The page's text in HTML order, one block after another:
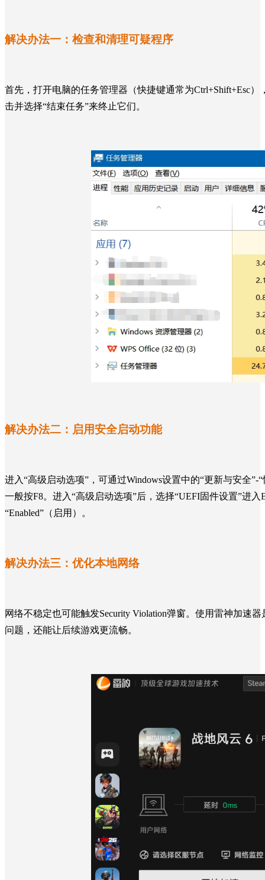
解决办法一： 检查和清理可疑程序
首先，打开电脑的任务管理器（快捷键通常为Ctrl+Shift+Esc
击并选择“结束任务”来终止它们。
解决办法二： 启用安全启动功能
进入“高级启动选项”，可通过Windows设置中的“更新与安全
一般按F8。进入“高级启动选项”后，选择“UEFI固件设置”进入
“Enabled”（启用）
。
解决办法三： 优化本地网络
网络不稳定也可能触发Security Violation弹窗。使用雷神加速器
问题，还能让后续游戏更流畅。